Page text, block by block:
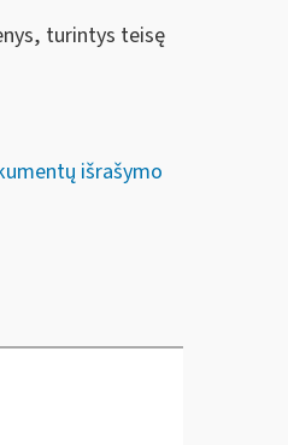
turintys teisę
išrašymo